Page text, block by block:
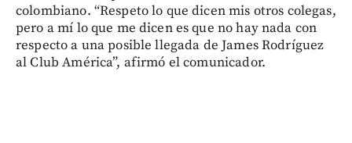
colombiano. “Respeto lo que dicen mis otros colegas,
pero a mí lo que me dicen es que no hay nada con
respecto a una posible llegada de James Rodríguez
al Club América”, afirmó el comunicador.